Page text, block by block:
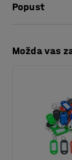
Stol ima čvrstu
Visina: 720
Boja: Bijela
Materijal :
69,28
:
Testirano: EN
Popust
Preuzmite
Možda vas